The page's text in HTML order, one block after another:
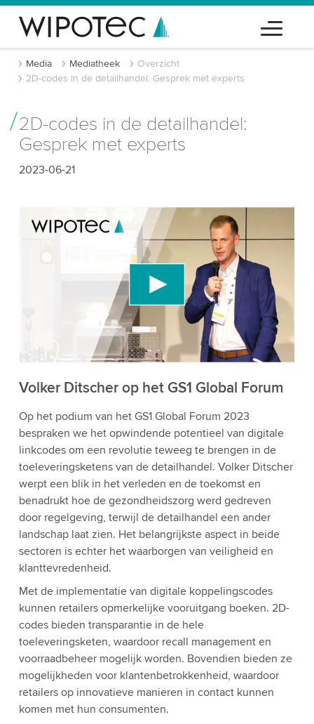
Media Mediatheek
Overzicht
2D-codes in de detailhandel: Gesprek met experts
2D-codes in de detailhandel:
Gesprek met experts
2023-06-21
We hebben uw toestemming nodig om de
YouTube-videodienst te laden!
We gebruiken een service van derden om
videocontent in te sluiten die gegevens over uw
activiteit kan verzamelen. Gelieve de details te
bekijken en de service te accepteren om deze
video te bekijken.
Volker Ditscher op het GS1 Global Forum
Op het podium van het GS1 Global Forum 2023
bespraken we het opwindende potentieel van digitale
linkcodes om een revolutie teweeg te brengen in de
toeleveringsketens van de detailhandel. Volker Ditscher
werpt een blik in het verleden en de toekomst en
benadrukt hoe de gezondheidszorg werd gedreven
door regelgeving, terwijl de detailhandel een ander
landschap laat zien. Het belangrijkste aspect in beide
sectoren is echter het waarborgen van veiligheid en
klanttevredenheid.
Met de implementatie van digitale koppelingscodes
kunnen retailers opmerkelijke vooruitgang boeken. 2D-
codes bieden transparantie in de hele
toeleveringsketen, waardoor recall management en
voorraadbeheer mogelijk worden. Bovendien bieden ze
mogelijkheden voor klantenbetrokkenheid, waardoor
retailers op innovatieve manieren in contact kunnen
komen met hun consumenten.